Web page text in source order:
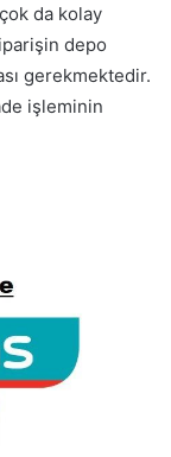
da kolay
depo
gerekmektedir.
işleminin